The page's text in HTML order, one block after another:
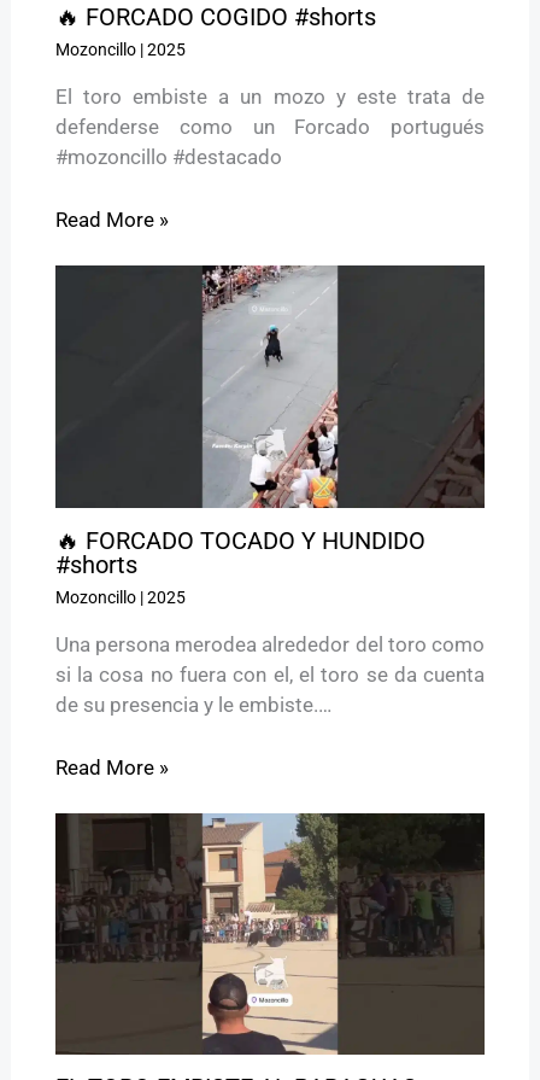
🔥 FORCADO COGIDO #shorts
Mozoncillo|2025
El toro embiste a un mozo y este trata de
defenderse como un Forcado portugués
#mozoncillo #destacado
Read More »
🔥 FORCADO TOCADO Y HUNDIDO
#shorts
Mozoncillo|2025
Una persona merodea alrededor del toro como
si la cosa no fuera con el, el toro se da cuenta
de su presencia y le embiste.…
Read More »